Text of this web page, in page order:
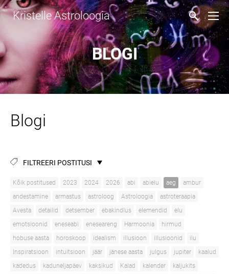
Kristelle Astroloogia
BLOGI
Blogi
FILTREERI POSTITUSI
Kõik postitused 2023 2024 2026 abi abielu aeg
ambur
andestamine
armastus astroloog Astroloogia
astroteraapia
Avesta
detailid detsember ebakindlus elemendid
elu
emotsioonid
eneseabi eneseareng Harmoonia
hirmud
hobuse aasta
horoskoop idealism illusioon illusioonid
ilu
Inspiratsioon
intuitsioon jäär jänese aasta julgus jupiter
kaalud
kadedus
kaduneljapäev kaksikud Kalad kalender
kaljukits